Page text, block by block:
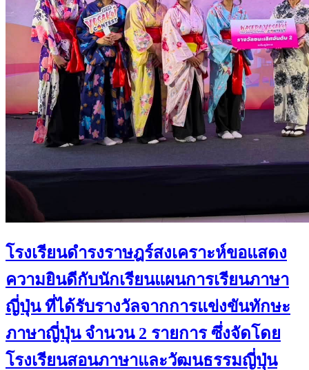
โรงเรียนดำรงราษฎร์สงเคราะห์ขอแสดง
ความยินดีกับนักเรียนแผนการเรียนภาษา
ญี่ปุ่น ที่ได้รับรางวัลจากการแข่งขันทักษะ
ภาษาญี่ปุ่น จำนวน 2 รายการ ซึ่งจัดโดย
โรงเรียนสอนภาษาและวัฒนธรรมญี่ปุ่น